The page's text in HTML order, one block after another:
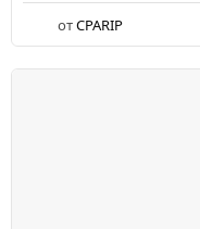
отCPARIP